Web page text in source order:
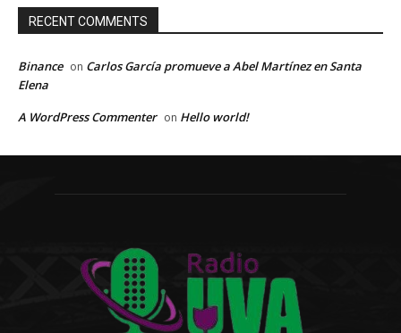
RECENT COMMENTS
Binance on Carlos García promueve a Abel Martínez en Santa
Elena
A WordPress Commenter on Hello world!